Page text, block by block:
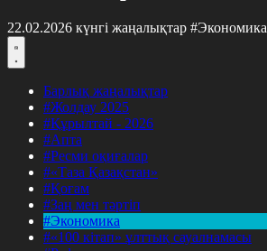
22.02.2026 күнгі жаңалықтар #Экономика
Барлық жаңалықтар
#Жолдау 2025
#Құрылтай - 2026
#Апта
#Ресми оқиғалар
#«Таза Қазақстан»
#Қоғам
#Заң мен тәртіп
#Экономика
#«100 кітап» ұлттық сауалнамасы